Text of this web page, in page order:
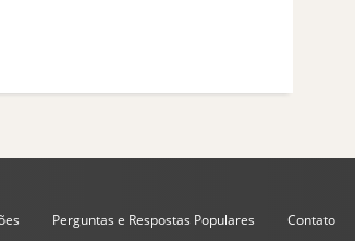
Perguntas e Respostas Populares Contato